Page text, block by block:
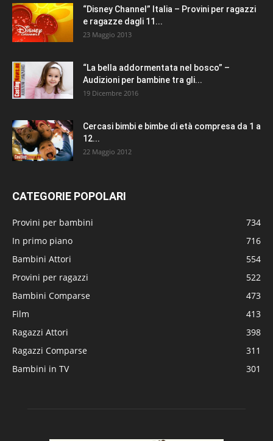
“Disney Channel” Italia – Provini per ragazzi
e ragazze dagli 11...
23 Maggio 2013
“La bella addormentata nel bosco” –
Audizioni per bambine tra gli...
19 Dicembre 2016
Cercasi bimbi e bimbe di età compresa da 1 a
12...
22 Maggio 2012
CATEGORIE POPOLARI
Provini per bambini
734
In primo piano
716
Bambini Attori
554
Provini per ragazzi
522
Bambini Comparse
473
Film
413
Ragazzi Attori
398
Ragazzi Comparse
311
Bambini in TV
301